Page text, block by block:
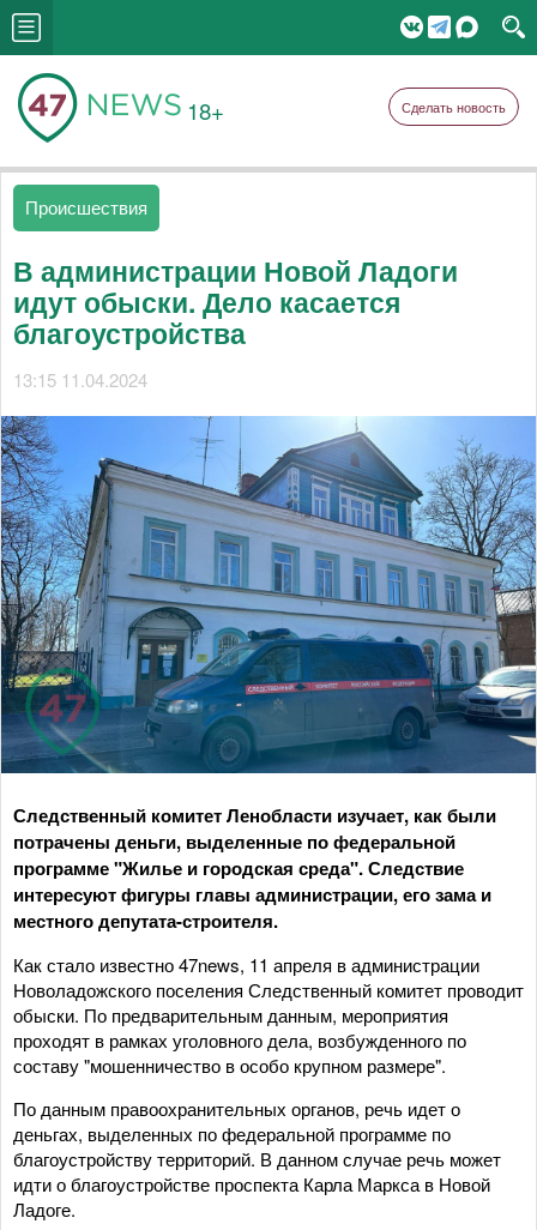
18+ Сделать новость
Происшествия
В администрации Новой Ладоги
идут обыски. Дело касается
благоустройства
13:15 11.04.2024
Следственный комитет Ленобласти изучает, как были
потрачены деньги, выделенные по федеральной
программе "Жилье и городская среда". Следствие
интересуют фигуры главы администрации, его зама и
местного депутата-строителя.
Как стало известно 47news, 11 апреля в администрации
Новоладожского поселения Следственный комитет проводит
обыски. По предварительным данным, мероприятия
проходят в рамках уголовного дела, возбужденного по
составу "мошенничество в особо крупном размере".
По данным правоохранительных органов, речь идет о
деньгах, выделенных по федеральной программе по
благоустройству территорий. В данном случае речь может
идти о благоустройстве проспекта Карла Маркса в Новой
Ладоге.